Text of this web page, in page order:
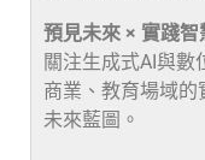
預見未來 × 實踐智
關注生成式AI與數
商業、教育場域
未來藍圖。